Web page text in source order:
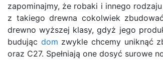
zapominajmy, że robaki i innego
z takiego drewna cokolwiek
drewno wyższej klasy, gdyż jego
budując dom zwykle chcemy uniknąć
oraz C27. Spełniają one dosyć surowe